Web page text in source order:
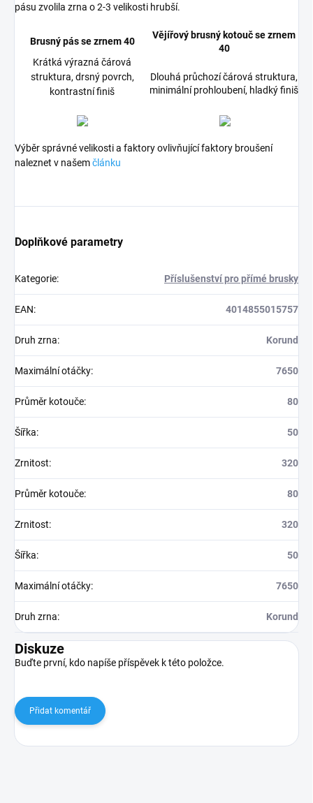
pásu zvolila zrna o 2-3 velikosti hrubší.
Brusný pás se zrnem 40
Vějířový brusný kotouč se zrnem
40
Krátká výrazná čárová
struktura, drsný povrch,
kontrastní finiš
Dlouhá průchozí čárová struktura,
minimální prohloubení, hladký finiš
Výběr správné velikosti a faktory ovlivňující faktory broušení
naleznet v našemčlánku
Doplňkové parametry
Kategorie: Příslušenství pro přímé brusky
EAN: 4014855015757
Druh zrna: Korund
Maximální otáčky: 7650
Průměr kotouče: 80
Šířka: 50
Zrnitost: 320
Průměr kotouče: 80
Zrnitost: 320
Šířka: 50
Maximální otáčky: 7650
Druh zrna: Korund
Diskuze
Buďte první, kdo napíše příspěvek k této položce.
Přidat komentář